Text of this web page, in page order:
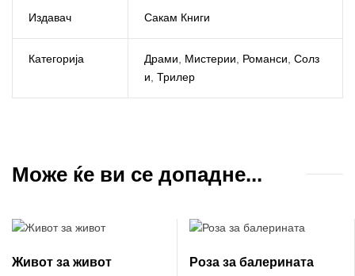
Издавач Сакам Книги
Категорија Драми Мистерии Романси Солз
и Трилер
Може ќе ви се допадне...
Живот за живот Роза за балерината